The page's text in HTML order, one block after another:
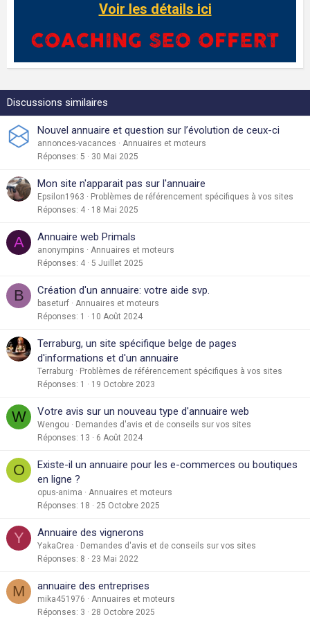
Voir les détails ici
Discussions similaires
Nouvel annuaire et question sur l’évolution de ceux-ci
annonces-vacances
Annuaires et moteurs
Réponses 5 30 Mai 2025
Mon site n'apparait pas sur l'annuaire
Epsilon1963
Problèmes de référencement spécifiques à vos sites
Réponses 4 18 Mai 2025
A Annuaire web Primals
anonympins
Annuaires et moteurs
Réponses 4 5 Juillet 2025
B Création d'un annuaire: votre aide svp.
baseturf
Annuaires et moteurs
Réponses 1 10 Août 2024
Terraburg, un site spécifique belge de pages
d'informations et d'un annuaire
Terraburg
Problèmes de référencement spécifiques à vos sites
Réponses 1 19 Octobre 2023
W Votre avis sur un nouveau type d'annuaire web
Wengou
Demandes d'avis et de conseils sur vos sites
Réponses 13 6 Août 2024
O
Existe-il un annuaire pour les e-commerces ou boutiques
en ligne ?
opus-anima
Annuaires et moteurs
Réponses 18 25 Octobre 2025
Y Annuaire des vignerons
YakaCrea
Demandes d'avis et de conseils sur vos sites
Réponses 8 23 Mai 2022
M annuaire des entreprises
mika451976
Annuaires et moteurs
Réponses 3 28 Octobre 2025